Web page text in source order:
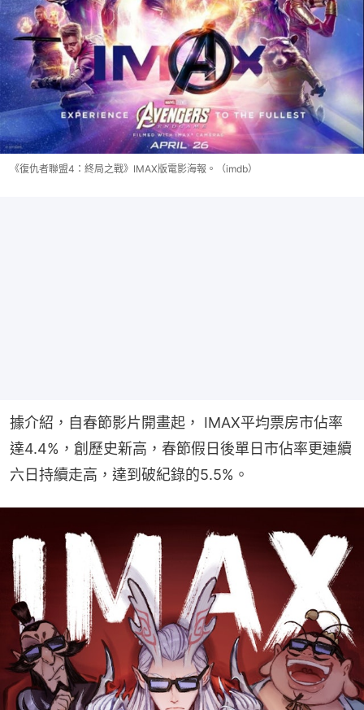
《復仇者聯盟4：終局之戰》IMAX版電影海報。（imdb）
據介紹，自春節影片開畫起， IMAX平均票房市佔率
達4.4%，創歷史新高，春節假日後單日市佔率更連續
六日持續走高，達到破紀錄的5.5%。